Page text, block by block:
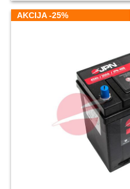
AKCIJA -25%